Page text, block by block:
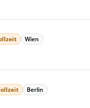
Wien
Berlin